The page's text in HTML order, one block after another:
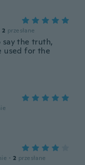
2 przesłane
the truth,
used for the
· 2 przesłane